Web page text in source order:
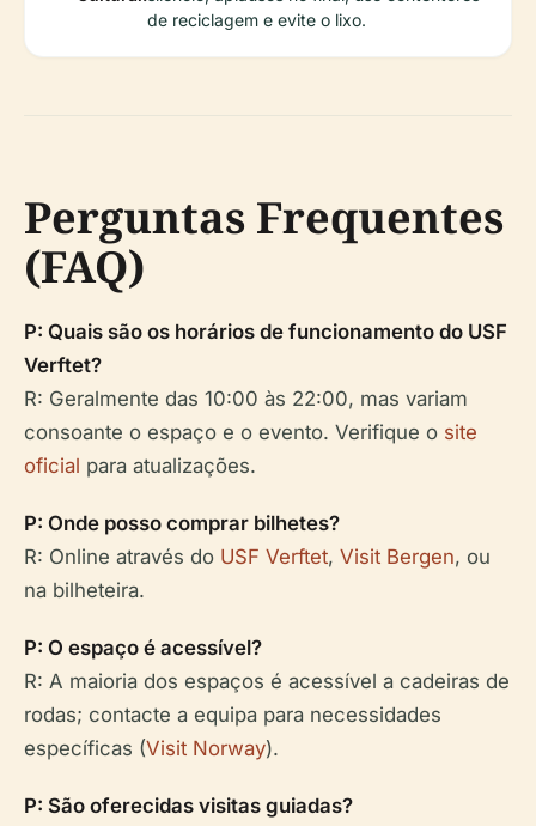
de reciclagem e evite o lixo.
Perguntas Frequentes
(FAQ)
P: Quais são os horários de funcionamento do USF
Verftet?
R: Geralmente das 10:00 às 22:00, mas variam
consoante o espaço e o evento. Verifique o site
oficial para atualizações.
P: Onde posso comprar bilhetes?
R: Online através do USF Verftet, Visit Bergen, ou
na bilheteira.
P: O espaço é acessível?
R: A maioria dos espaços é acessível a cadeiras de
rodas; contacte a equipa para necessidades
específicas (Visit Norway).
P: São oferecidas visitas guiadas?